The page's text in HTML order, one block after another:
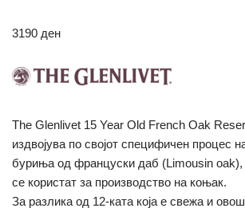
3190 ден
The Glenlivet 15 Year Old French Oak
издвојува по својот специфичен процес
буриња од француски даб (Limousin oak),
се користат за производство на коњак.
За разлика од 12-ката која е свежа и